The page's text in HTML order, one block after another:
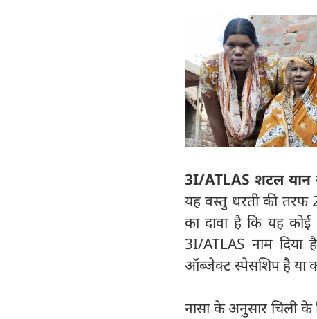
3I/ATLAS शटल यान
यह वस्तु धरती की तरफ
का दावा है कि यह कोई
3I/ATLAS नाम दिया
ऑब्जेक्ट स्पेसशिप है या
नासा के अनुसार चिली के